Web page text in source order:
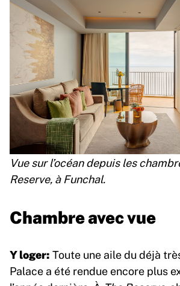
Vue sur l’océan depuis les
Reserve, à Funchal.
Chambre avec vue
Y loger: Toute une aile du déjà
Palace a été rendue encore plus